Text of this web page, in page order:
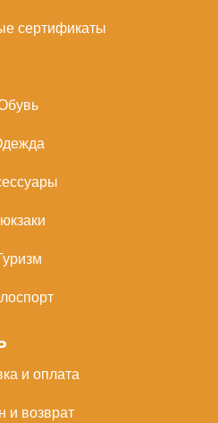
сертификаты
и оплата
и возврат